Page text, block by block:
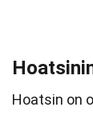
Hoatsin on